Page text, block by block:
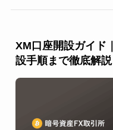
XM口座開設ガイド
設手順まで徹底解説